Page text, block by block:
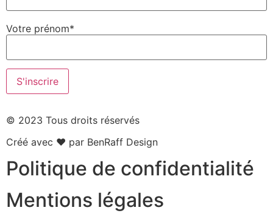
Votre prénom*
© 2023 Tous droits réservés
Créé avec ❤ par BenRaff Design
Politique de confidentialité
Mentions légales